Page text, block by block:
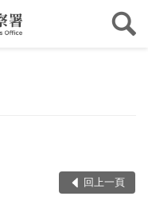
回上一頁